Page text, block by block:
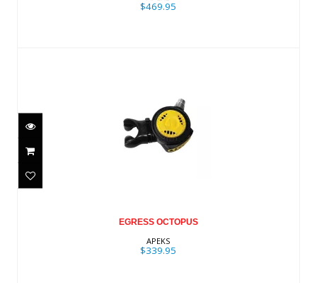
$469.95
EGRESS OCTOPUS
EGRESS OCTOPUS
APEKS
$339.95